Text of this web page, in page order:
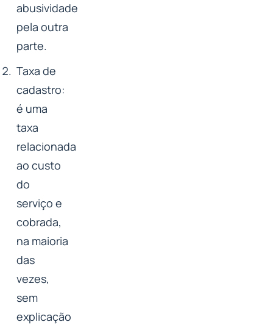
abusividade
pela outra
parte.
Taxa de
cadastro:
é uma
taxa
relacionada
ao custo
do
serviço e
cobrada,
na maioria
das
vezes,
sem
explicação